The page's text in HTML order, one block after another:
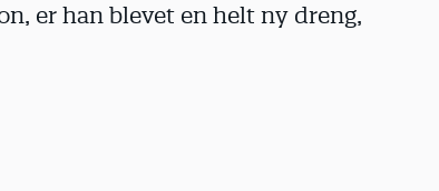
er han blevet en helt ny dreng,